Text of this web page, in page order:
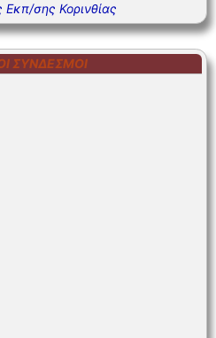
σης Κορινθίας
ΣΎΝΔΕΣΜΟΙ